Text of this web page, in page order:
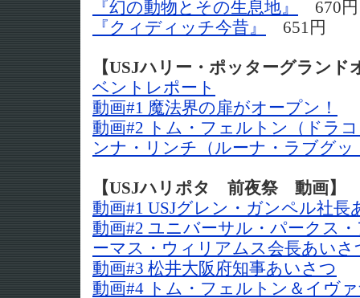
『幻の動物とその生息地』
670
『クィディッチ今昔』
651円
【USJハリー・ポッターグラン
ベントレポート
動画#1 魔法界の扉がオープン！
動画#2 トム・フェルトン（ドラ
ンナ・リンチ（ルーナ・ラブグッ
【USJハリポタ 前夜祭 動画】
動画#1 USJグレン・ガンペル社長
動画#2 ユニバーサル・パークス
ーマス・ウィリアムス会長あいさ
動画#3 松井大阪府知事あいさつ
動画#4 トム・フェルトン＆イヴ